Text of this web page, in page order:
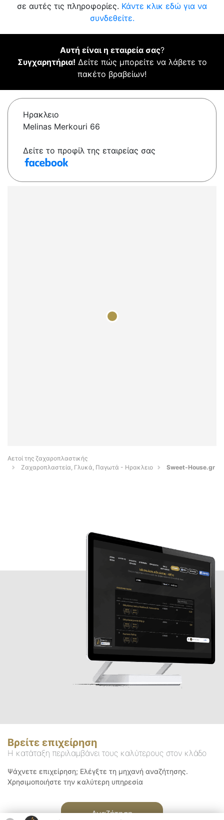
σε αυτές τις πληροφορίες. Κάντε κλικ εδώ για να
συνδεθείτε.
Αυτή είναι η εταιρεία σας?
Συγχαρητήρια! Δείτε πώς μπορείτε να λάβετε το
πακέτο βραβείων!
Ηρακλειο
Melinas Merkouri 66
Δείτε το προφίλ της εταιρείας σας
Αετοί της ζαχαροπλαστικής
Ζαχαροπλαστεία, Γλυκά, Παγωτά - Ηρακλειο
Sweet-House.gr
Βρείτε επιχείρηση
Η κατάταξη περιλαμβάνει τους καλύτερους στον κλάδο
Ψάχνετε επιχείρηση; Ελέγξτε τη μηχανή αναζήτησης.
Χρησιμοποιήστε την καλύτερη υπηρεσία
Αναζήτηση